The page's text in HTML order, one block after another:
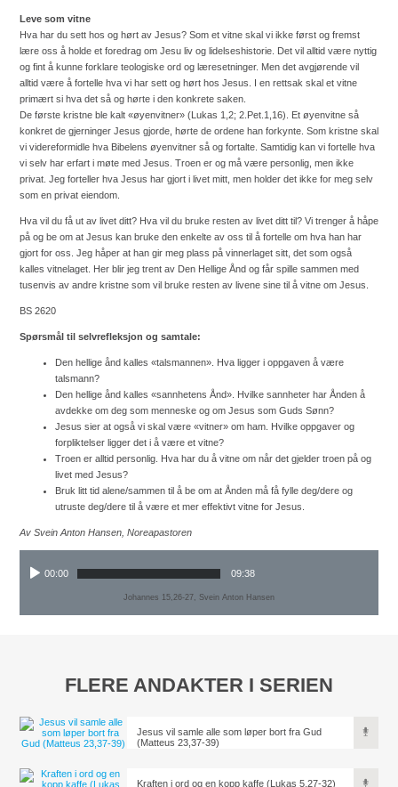
Leve som vitne
Hva har du sett hos og hørt av Jesus? Som et vitne skal vi ikke først og fremst
lære oss å holde et foredrag om Jesu liv og lidelseshistorie. Det vil alltid være nyttig
og fint å kunne forklare teologiske ord og læresetninger. Men det avgjørende vil
alltid være å fortelle hva vi har sett og hørt hos Jesus. I en rettsak skal et vitne
primært si hva det så og hørte i den konkrete saken.
De første kristne ble kalt «øyenvitner» (Lukas 1,2; 2.Pet.1,16). Et øyenvitne så
konkret de gjerninger Jesus gjorde, hørte de ordene han forkynte. Som kristne skal
vi videreformidle hva Bibelens øyenvitner så og fortalte. Samtidig kan vi fortelle hva
vi selv har erfart i møte med Jesus. Troen er og må være personlig, men ikke
privat. Jeg forteller hva Jesus har gjort i livet mitt, men holder det ikke for meg selv
som en privat eiendom.
Hva vil du få ut av livet ditt? Hva vil du bruke resten av livet ditt til? Vi trenger å håpe
på og be om at Jesus kan bruke den enkelte av oss til å fortelle om hva han har
gjort for oss. Jeg håper at han gir meg plass på vinnerlaget sitt, det som også
kalles vitnelaget. Her blir jeg trent av Den Hellige Ånd og får spille sammen med
tusenvis av andre kristne som vil bruke resten av livene sine til å vitne om Jesus.
BS 2620
Spørsmål til selvrefleksjon og samtale:
Den hellige ånd kalles «talsmannen». Hva ligger i oppgaven å være
talsmann?
Den hellige ånd kalles «sannhetens Ånd». Hvilke sannheter har Ånden å
avdekke om deg som menneske og om Jesus som Guds Sønn?
Jesus sier at også vi skal være «vitner» om ham. Hvilke oppgaver og
forpliktelser ligger det i å være et vitne?
Troen er alltid personlig. Hva har du å vitne om når det gjelder troen på og
livet med Jesus?
Bruk litt tid alene/sammen til å be om at Ånden må få fylle deg/dere og
utruste deg/dere til å være et mer effektivt vitne for Jesus.
Av Svein Anton Hansen, Noreapastoren
00:00 09:38
Johannes 15,26-27, Svein Anton Hansen
FLERE ANDAKTER I SERIEN
Jesus vil samle alle som løper bort fra Gud
(Matteus 23,37-39)
Kraften i ord og en kopp kaffe (Lukas 5,27-32)